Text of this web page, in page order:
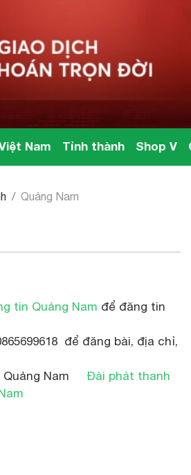
Nam Tỉnh thành Shop V
Quảng Nam
tin Quảng Nam để đăng tin
để đăng bài, địa chỉ,
Quảng Nam Đài phát thanh